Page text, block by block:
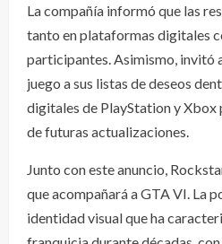
La compañía informó que las
tanto en plataformas digitales
participantes. Asimismo, invitó
juego a sus listas de deseos
digitales de PlayStation y Xbox
de futuras actualizaciones.
Junto con este anuncio,
que acompañará a GTA VI. La
identidad visual que ha